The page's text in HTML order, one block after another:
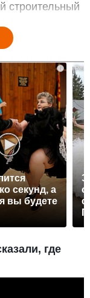
строительный
i
секунд, а
вы будете
где